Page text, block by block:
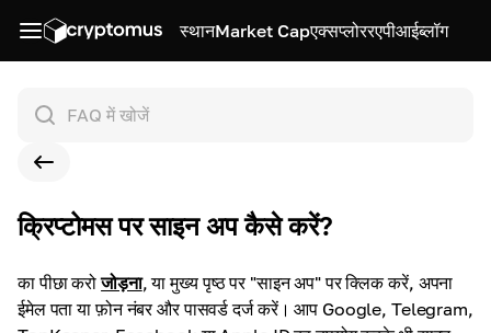
स्थानMarket Capएक्सप्लोररएपीआईब्लॉग
क्रिप्टोमस पर साइन अप कैसे करें?
का पीछा करो जोड़ना, या मुख्य पृष्ठ पर "साइन अप" पर क्लिक करें, अपना
ईमेल पता या फ़ोन नंबर और पासवर्ड दर्ज करें। आप Google, Telegram,